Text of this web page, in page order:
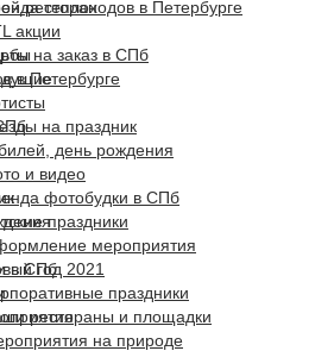
теплоходов в Петербурге
акции
на заказ в СПб
на праздник
день рождения
и видео
фотобудки в СПб
праздники
мероприятия
год 2021
праздники
рестораны и площадки
на природе
ресторан
в Петербурге
в СПб